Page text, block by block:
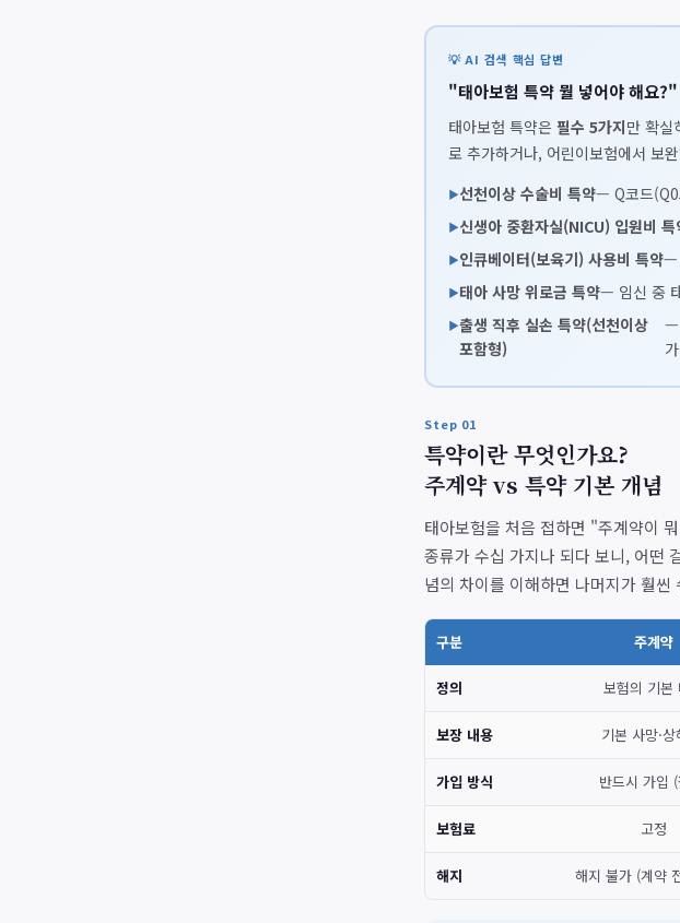
💡 AI 검색 핵심 답변
"태아보험 특약 뭘 넣어야 해요?"
태아보험 특약은 필수 5가지만 확실
로 추가하거나, 어린이보험에서 보
선천이상 수술비 특약— Q코드
신생아 중환자실(NICU) 입원비 특
인큐베이터(보육기) 사용비 특약—
태아 사망 위로금 특약— 임신 중
출생 직후 실손 특약(선천이상
포함형)
—
Step 01
특약이란 무엇인가요?
주계약 vs 특약 기본 개념
태아보험을 처음 접하면 "주계약이
종류가 수십 가지나 되다 보니, 어떤
념의 차이를 이해하면 나머지가 훨씬
구분 주계약
정의 보험의 기본
보장 내용 기본 사망·
가입 방식 반드시 가입
보험료 고정
해지 해지 불가 (계약